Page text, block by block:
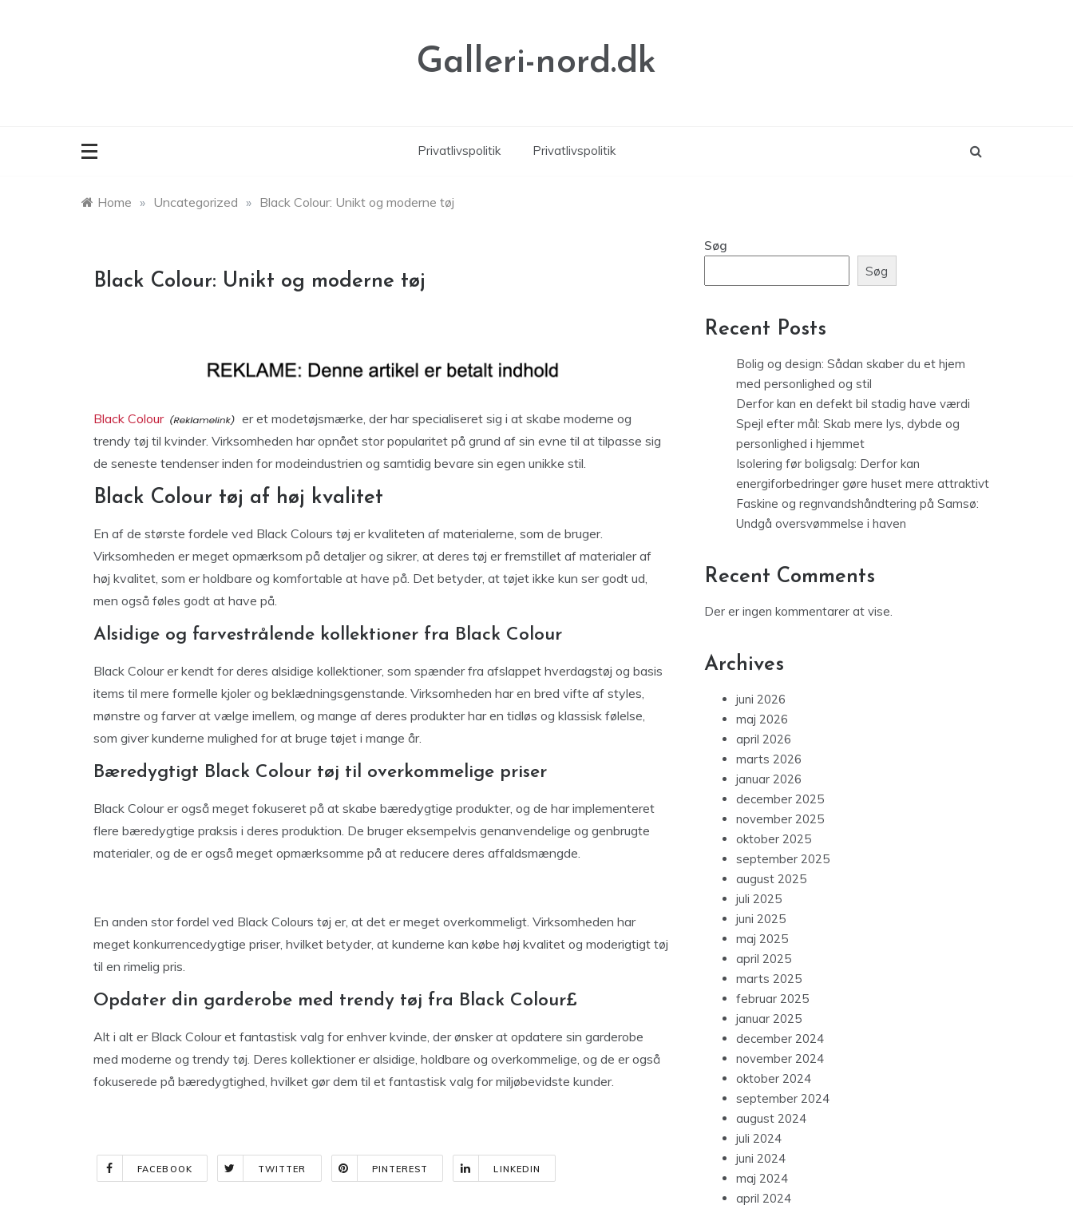
Galleri-nord.dk
Privatlivspolitik Privatlivspolitik
Home » Uncategorized » Black Colour: Unikt og moderne tøj
Black Colour: Unikt og moderne tøj
Black Colour
er et modetøjsmærke, der har specialiseret sig i at skabe moderne og
trendy tøj til kvinder. Virksomheden har opnået stor popularitet på grund af sin evne til at tilpasse sig
de seneste tendenser inden for modeindustrien og samtidig bevare sin egen unikke stil.
Black Colour tøj af høj kvalitet
En af de største fordele ved Black Colours tøj er kvaliteten af materialerne, som de bruger.
Virksomheden er meget opmærksom på detaljer og sikrer, at deres tøj er fremstillet af materialer af
høj kvalitet, som er holdbare og komfortable at have på. Det betyder, at tøjet ikke kun ser godt ud,
men også føles godt at have på.
Alsidige og farvestrålende kollektioner fra Black Colour
Black Colour er kendt for deres alsidige kollektioner, som spænder fra afslappet hverdagstøj og basis
items til mere formelle kjoler og beklædningsgenstande. Virksomheden har en bred vifte af styles,
mønstre og farver at vælge imellem, og mange af deres produkter har en tidløs og klassisk følelse,
som giver kunderne mulighed for at bruge tøjet i mange år.
Bæredygtigt Black Colour tøj til overkommelige priser
Black Colour er også meget fokuseret på at skabe bæredygtige produkter, og de har implementeret
flere bæredygtige praksis i deres produktion. De bruger eksempelvis genanvendelige og genbrugte
materialer, og de er også meget opmærksomme på at reducere deres affaldsmængde.
En anden stor fordel ved Black Colours tøj er, at det er meget overkommeligt. Virksomheden har
meget konkurrencedygtige priser, hvilket betyder, at kunderne kan købe høj kvalitet og moderigtigt tøj
til en rimelig pris.
Opdater din garderobe med trendy tøj fra Black Colour£
Alt i alt er Black Colour et fantastisk valg for enhver kvinde, der ønsker at opdatere sin garderobe
med moderne og trendy tøj. Deres kollektioner er alsidige, holdbare og overkommelige, og de er også
fokuserede på bæredygtighed, hvilket gør dem til et fantastisk valg for miljøbevidste kunder.
FACEBOOK TWITTER PINTEREST LINKEDIN
Søg
Søg
Recent Posts
Bolig og design: Sådan skaber du et hjem
med personlighed og stil
Derfor kan en defekt bil stadig have værdi
Spejl efter mål: Skab mere lys, dybde og
personlighed i hjemmet
Isolering før boligsalg: Derfor kan
energiforbedringer gøre huset mere attraktivt
Faskine og regnvandshåndtering på Samsø:
Undgå oversvømmelse i haven
Recent Comments
Der er ingen kommentarer at vise.
Archives
juni 2026
maj 2026
april 2026
marts 2026
januar 2026
december 2025
november 2025
oktober 2025
september 2025
august 2025
juli 2025
juni 2025
maj 2025
april 2025
marts 2025
februar 2025
januar 2025
december 2024
november 2024
oktober 2024
september 2024
august 2024
juli 2024
juni 2024
maj 2024
april 2024